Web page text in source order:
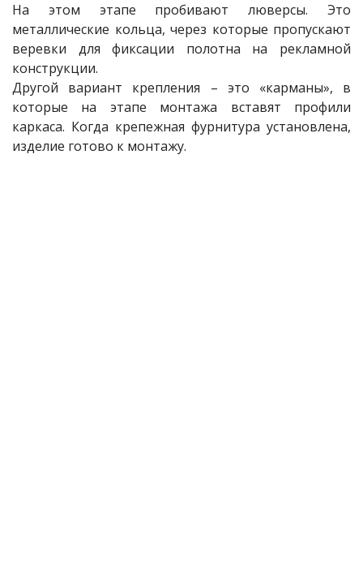
На этом этапе пробивают люверсы. Это
металлические кольца, через которые пропускают
веревки для фиксации полотна на рекламной
конструкции.
Другой вариант крепления – это «карманы», в
которые на этапе монтажа вставят профили
каркаса. Когда крепежная фурнитура установлена,
изделие готово к монтажу.